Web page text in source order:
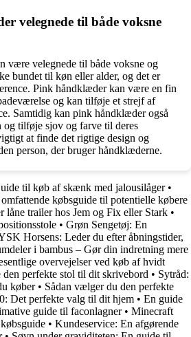
velegnede til både voksne
være velegnede til både voksne og
bundet til køn eller alder, og det er
Pink håndklæder kan være en fin
og kan tilføje et strejf af
Samtidig kan pink håndklæder også
tilføje sjov og farve til deres
at finde det rigtige design og
person, der bruger håndklæderne.
til køb af skænk med jalousilåger•
købsguide til potentielle købere
låne trailer hos Jem og Fix eller Stark •
• Grøn Sengetøj: En
Horsens: Leder du efter åbningstider,
i bambus – Gør din indretning mere
overvejelser ved køb af hvidt
perfekte stol til dit skrivebord • Sytråd:
køber• Sådan vælger du den perfekte
Det perfekte valg til dit hjem • En guide
guide til faconlagner• Minecraft
• Kundeservice: En afgørende